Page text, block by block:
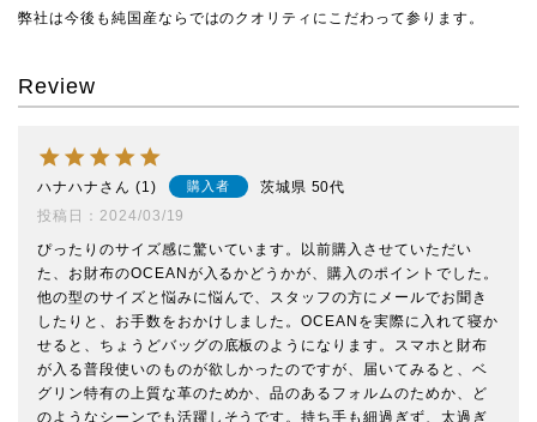
弊社は今後も純国産ならではのクオリティにこだわって参ります。
Review
ハナハナ 1 購入者 茨城県 50代
投稿日
2024/03/19
ぴったりのサイズ感に驚いています。以前購入させていただい
た、お財布のOCEANが入るかどうかが、購入のポイントでした。
他の型のサイズと悩みに悩んで、スタッフの方にメールでお聞き
したりと、お手数をおかけしました。OCEANを実際に入れて寝か
せると、ちょうどバッグの底板のようになります。スマホと財布
が入る普段使いのものが欲しかったのですが、届いてみると、ベ
グリン特有の上質な革のためか、品のあるフォルムのためか、ど
のようなシーンでも活躍しそうです。持ち手も細過ぎず、太過ぎ